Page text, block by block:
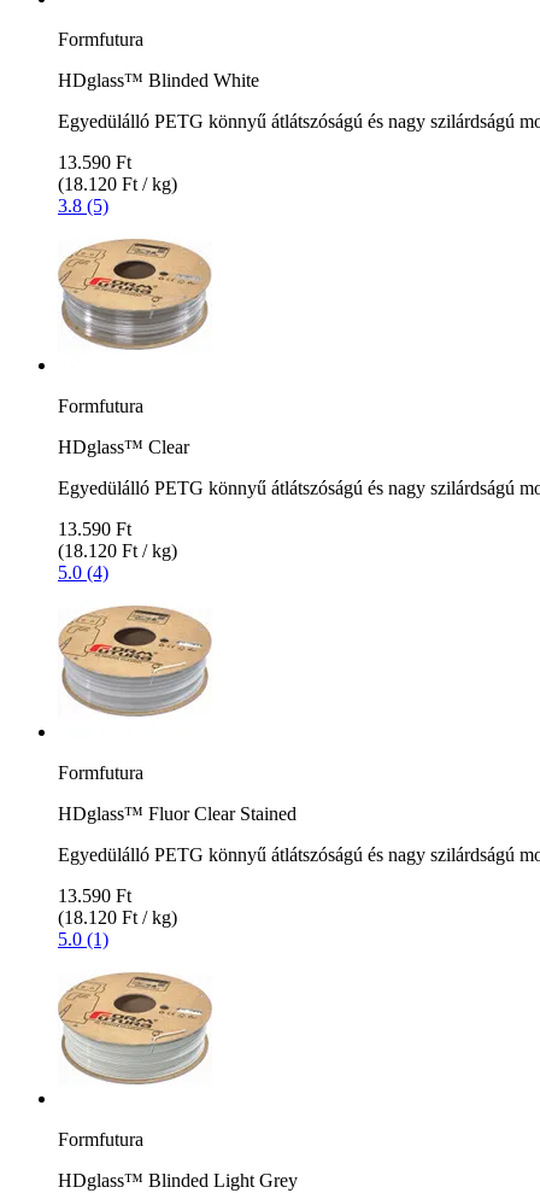
Formfutura
HDglass™ Blinded White
Egyedülálló PETG könnyű átlátszóságú és nagy szilárdságú
13.590 Ft
(18.120 Ft / kg)
3.8 (5)
Formfutura
HDglass™ Clear
Egyedülálló PETG könnyű átlátszóságú és nagy szilárdságú
13.590 Ft
(18.120 Ft / kg)
5.0 (4)
Formfutura
HDglass™ Fluor Clear Stained
Egyedülálló PETG könnyű átlátszóságú és nagy szilárdságú
13.590 Ft
(18.120 Ft / kg)
5.0 (1)
Formfutura
HDglass™ Blinded Light Grey